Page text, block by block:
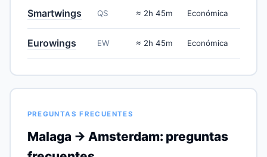
Smartwings QS ≈ 2h 45m Económica
Eurowings EW ≈ 2h 45m Económica
PREGUNTAS FRECUENTES
Malaga → Amsterdam: preguntas